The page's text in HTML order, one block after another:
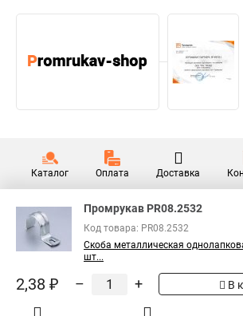
Каталог Оплата Доставка
Промрукав PR08.2532
Код товара: PR08.2532
Скоба металлическая
шт...
2,38 ₽ – + В